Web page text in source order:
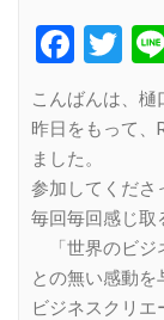
こんばんは、樋
昨日をもって、
ました。
参加してくださ
毎回毎回感じ取
「世界のビジ
との無い感動を
ビジネスクリ